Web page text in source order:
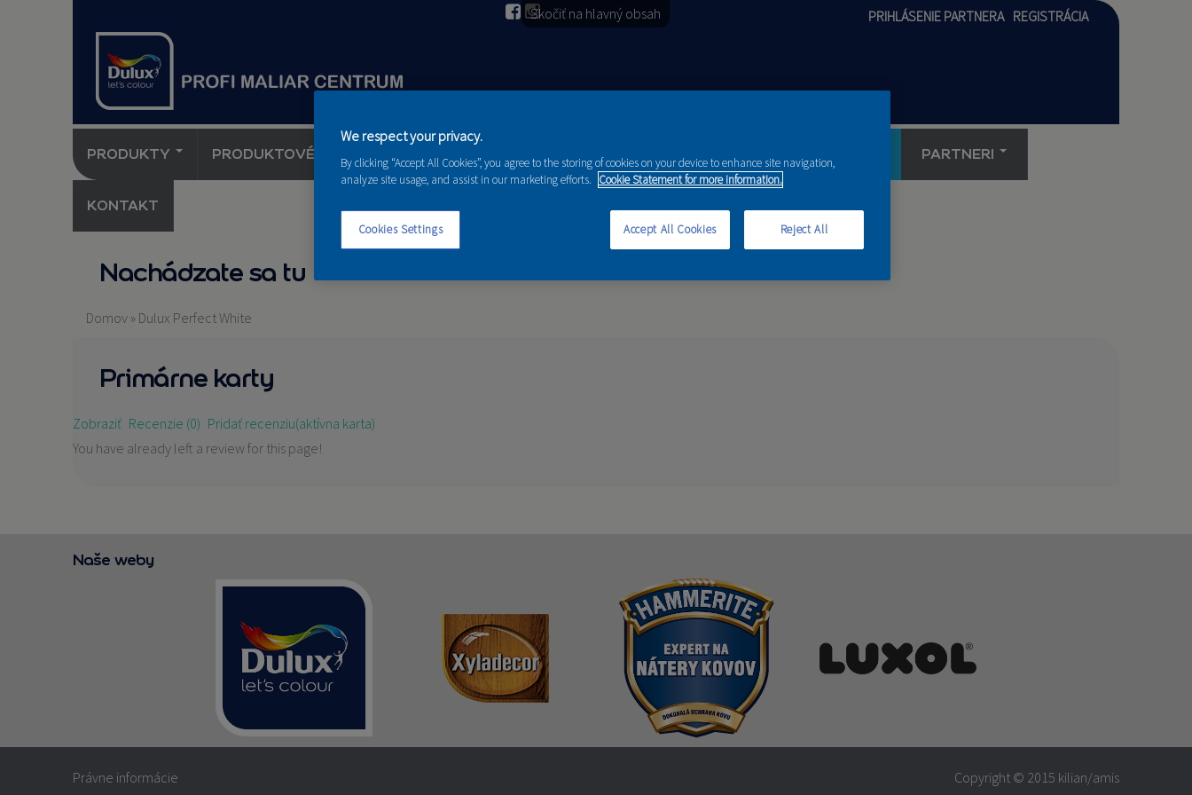
Skočiť na hlavný obsah PRIHLÁSENIE PARTNERA REGISTRÁCIA
PRODUKTY PRODUKTOVÉ NOVINKY 2026 PORADENSTVO AKCIE A NOVINKY PARTNERI
KONTAKT
Nachádzate sa tu
Domov » Dulux Perfect White
Primárne karty
Zobraziť Recenzie (0) Pridať recenziu(aktívna karta)
You have already left a review for this page!
Naše weby
Copyright © 2015 kilian/amis
Právne informácie
We respect your privacy.
By clicking “Accept All Cookies”, you agree to the storing of cookies on your device to enhance site navigation,
analyze site usage, and assist in our marketing efforts. Cookie Statement for more information.
Cookies Settings Reject All
Accept All Cookies